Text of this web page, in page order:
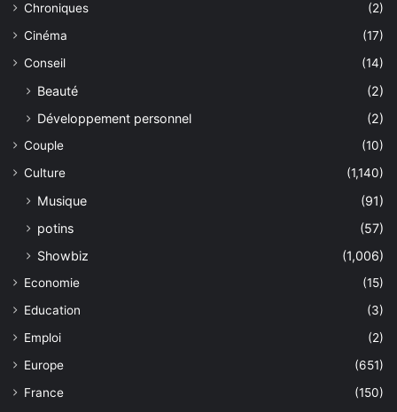
Chroniques
(2)
Cinéma
(17)
Conseil
(14)
Beauté
(2)
Développement personnel
(2)
Couple
(10)
Culture
(1,140)
Musique
(91)
potins
(57)
Showbiz
(1,006)
Economie
(15)
Education
(3)
Emploi
(2)
Europe
(651)
France
(150)